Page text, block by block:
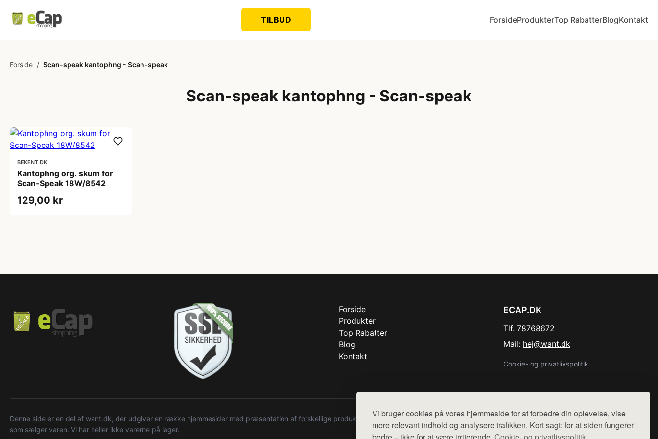
Vi bruger cookies på vores hjemmeside for at forbedre din oplevelse, vise
mere relevant indhold og analysere trafikken. Kort sagt: for at siden fungerer
TILBUD ForsideProdukterTop RabatterBlogKontakt
Forside / Scan-speak kantophng - Scan-speak
Scan-speak kantophng - Scan-speak
BEKENT.DK
Kantophng org. skum for
Scan-Speak 18W/8542
129,00 kr
Forside
Produkter
Top Rabatter
Blog
Kontakt
ECAP.DK
Tlf. 78768672
Mail: hej@want.dk
Cookie- og privatlivspolitik
Denne side er en del af want.dk, der udgiver en række hjemmesider med præsentation af forskellige produkter fra diverse webshops. Der sælges ikke varer fra denne side - vi henviser til de shops,
som sælger varen. Vi har heller ikke varerne på lager.